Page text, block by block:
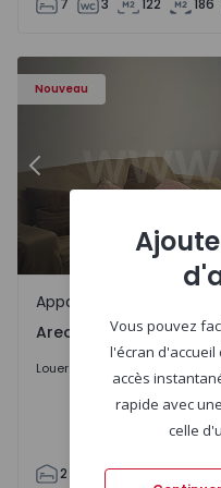
7 3 122 186
Nouveau
Appartement T2
Précédent
Areosa, Gondomar
Appartement
Areosa, Gondomar
Louer 1.200 € /
2 2 97 97
Vous pouvez
l'écran d'accueil
accès
rapide avec
celle